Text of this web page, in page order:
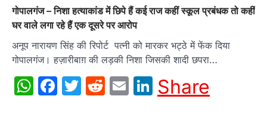
गोपालगंज – निशा हत्याकांड में छिपे हैं कई राज कहीं स्कूल प्रबंधक तो कहीं
घर वाले लगा रहे हैं एक दूसरे पर आरोप
अनूप नारायण सिंह की रिपोर्ट पत्नी को मारकर भट्ठे में फेंक दिया
गोपालगंज। हज़ारीबाग़ की लड़की निशा जिसकी शादी छपरा…
WhatsApp
Facebook
Twitter
Reddit
EmailLinkedIn
Share